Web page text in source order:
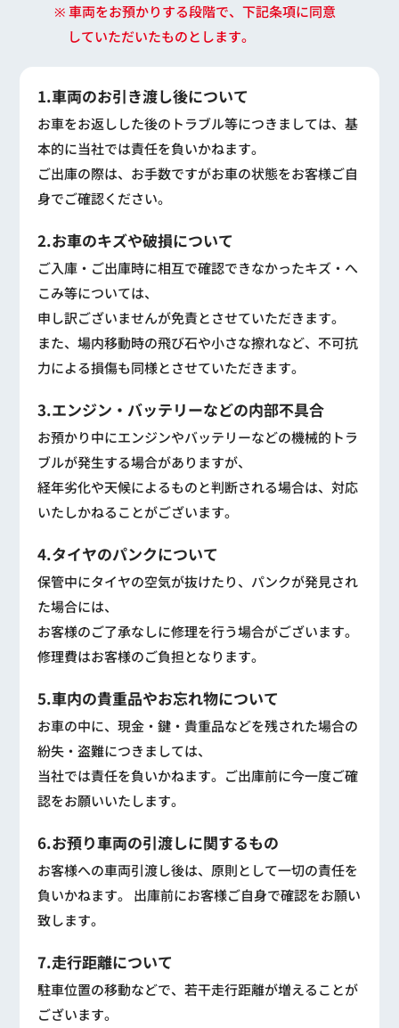
※ 車両をお預かりする段階で、下記条項に同意
していただいたものとします。
1.車両のお引き渡し後について
お車をお返しした後のトラブル等につきましては、基
本的に当社では責任を負いかねます。
ご出庫の際は、お手数ですがお車の状態をお客様ご自
身でご確認ください。
2.お車のキズや破損について
ご入庫・ご出庫時に相互で確認できなかったキズ・へ
こみ等については、
申し訳ございませんが免責とさせていただきます。
また、場内移動時の飛び石や小さな擦れなど、不可抗
力による損傷も同様とさせていただきます。
3.エンジン・バッテリーなどの内部不具合
お預かり中にエンジンやバッテリーなどの機械的トラ
ブルが発生する場合がありますが、
経年劣化や天候によるものと判断される場合は、対応
いたしかねることがございます。
4.タイヤのパンクについて
保管中にタイヤの空気が抜けたり、パンクが発見され
た場合には、
お客様のご了承なしに修理を行う場合がございます。
修理費はお客様のご負担となります。
5.車内の貴重品やお忘れ物について
お車の中に、現金・鍵・貴重品などを残された場合の
紛失・盗難につきましては、
当社では責任を負いかねます。ご出庫前に今一度ご確
認をお願いいたします。
6.お預り車両の引渡しに関するもの
お客様への車両引渡し後は、原則として一切の責任を
負いかねます。 出庫前にお客様ご自身で確認をお願い
致します。
7.走行距離について
駐車位置の移動などで、若干走行距離が増えることが
ございます。